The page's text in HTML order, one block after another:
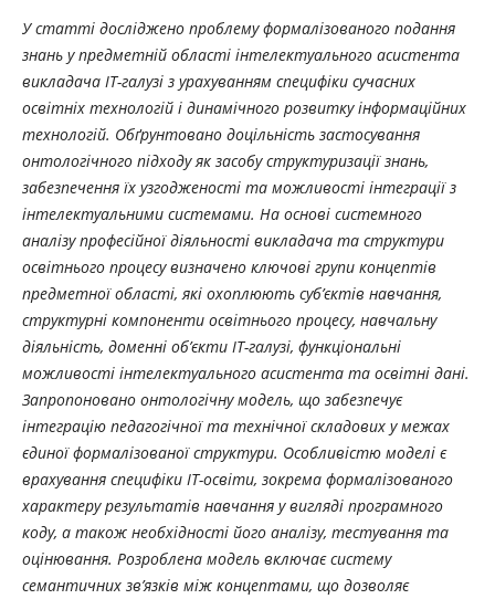
У статті досліджено проблему формалізованого подання
знань у предметній області інтелектуального асистента
викладача ІТ-галузі з урахуванням специфіки сучасних
освітніх технологій і динамічного розвитку інформаційних
технологій. Обґрунтовано доцільність застосування
онтологічного підходу як засобу структуризації знань,
забезпечення їх узгодженості та можливості інтеграції з
інтелектуальними системами. На основі системного
аналізу професійної діяльності викладача та структури
освітнього процесу визначено ключові групи концептів
предметної області, які охоплюють суб’єктів навчання,
структурні компоненти освітнього процесу, навчальну
діяльність, доменні об’єкти ІТ-галузі, функціональні
можливості інтелектуального асистента та освітні дані.
Запропоновано онтологічну модель, що забезпечує
інтеграцію педагогічної та технічної складових у межах
єдиної формалізованої структури. Особливістю моделі є
врахування специфіки ІТ-освіти, зокрема формалізованого
характеру результатів навчання у вигляді програмного
коду, а також необхідності його аналізу, тестування та
оцінювання. Розроблена модель включає систему
семантичних зв’язків між концептами, що дозволяє